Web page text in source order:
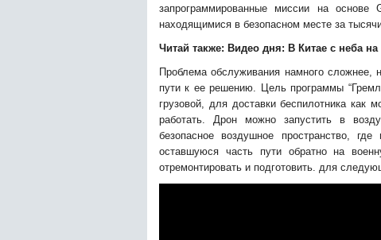
запрограммированные миссии на
находящимися в безопасном месте за
Читай также: Видео дня: В Китае с неба
Проблема обслуживания намного
пути к ее решению. Цель программы
грузовой, для доставки беспилотника как
работать. Дрон можно запустить в
безопасное воздушное пространство,
оставшуюся часть пути обратно на
отремонтировать и подготовить. для